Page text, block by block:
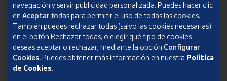
Condiciones del servicio
Política de Privacidad Web
Informe de transparencia
SOCIEDAD ESTATAL CORREOS Y TELÉGRAFOS, S.A., S.M.E. Todos los derechos
navegación y servir publicidad personalizada. Puedes hacer clic
en Aceptar todas para permitir el uso de todas las cookies.
También puedes rechazar todas (salvo las cookies necesarias)
en el botón Rechazar todas, o elegir qué tipo de cookies
deseas aceptar o rechazar, mediante la opción Configurar
Cookies.Puedes obtener más información en nuestra Política
de Cookies.